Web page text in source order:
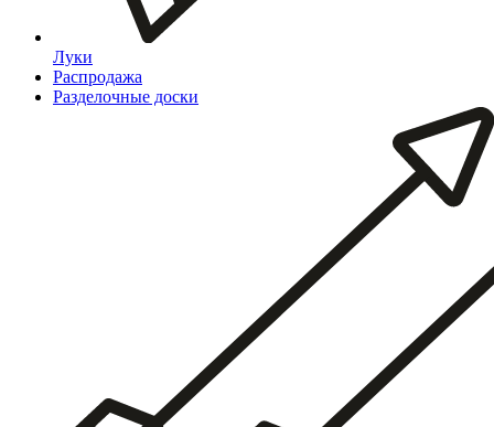
Луки
Распродажа
Разделочные доски